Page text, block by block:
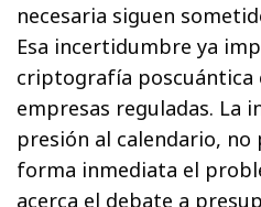
necesaria siguen
Esa incertidumbre ya
criptografía poscuántica
empresas reguladas. La
presión al calendario, no
forma inmediata el
acerca el debate a